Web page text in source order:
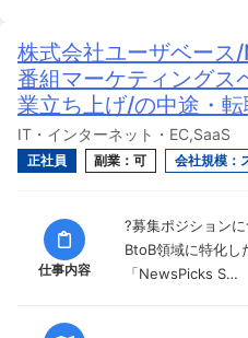
株式会社ユーザベー
番組マーケティングス
業立ち上げ/の中途・
IT・インターネット・EC,SaaS
正社員 副業：可 会社規模：
仕事内容
?募集ポジション
BtoB領域に特化し
「NewsPicks S…